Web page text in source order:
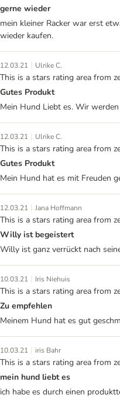
gerne wieder
mein kleiner Racker war erst
wieder kaufen.
12.03.21 | Ulrike C.
This is a stars rating area from
Gutes Produkt
Mein Hund Liebt es. Wir
12.03.21 | Ulrike C.
This is a stars rating area from
Gutes Produkt
Mein Hund hat es mit Freuden
12.03.21 | Jana Hoffmann
This is a stars rating area from
Willy ist begeistert
Willy ist ganz verrückt nach
10.03.21 | Iris Niehuis
This is a stars rating area from
Zu empfehlen
Meinem Hund hat es gut
10.03.21 | iris Bahr
This is a stars rating area from
mein hund liebt es
ich habe es durch einen